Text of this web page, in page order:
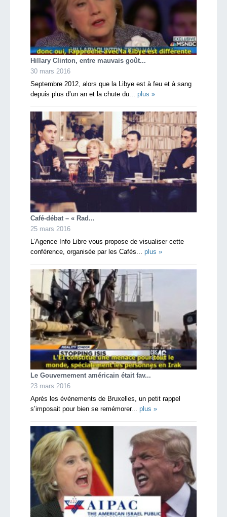
Hillary Clinton, entre mauvais goût...
30 mars 2016
Septembre 2012, alors que la Libye est à feu et à sang
depuis plus d’un an et la chute du... plus »
Café-débat – « Rad...
25 mars 2016
L’Agence Info Libre vous propose de visualiser cette
conférence, organisée par les Cafés... plus »
Le Gouvernement américain était fav...
23 mars 2016
Après les événements de Bruxelles, un petit rappel
s’imposait pour bien se remémorer... plus »